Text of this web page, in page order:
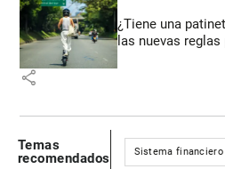
¿Tiene una
las nuevas
share
Temas
recomendados
Sistema financiero